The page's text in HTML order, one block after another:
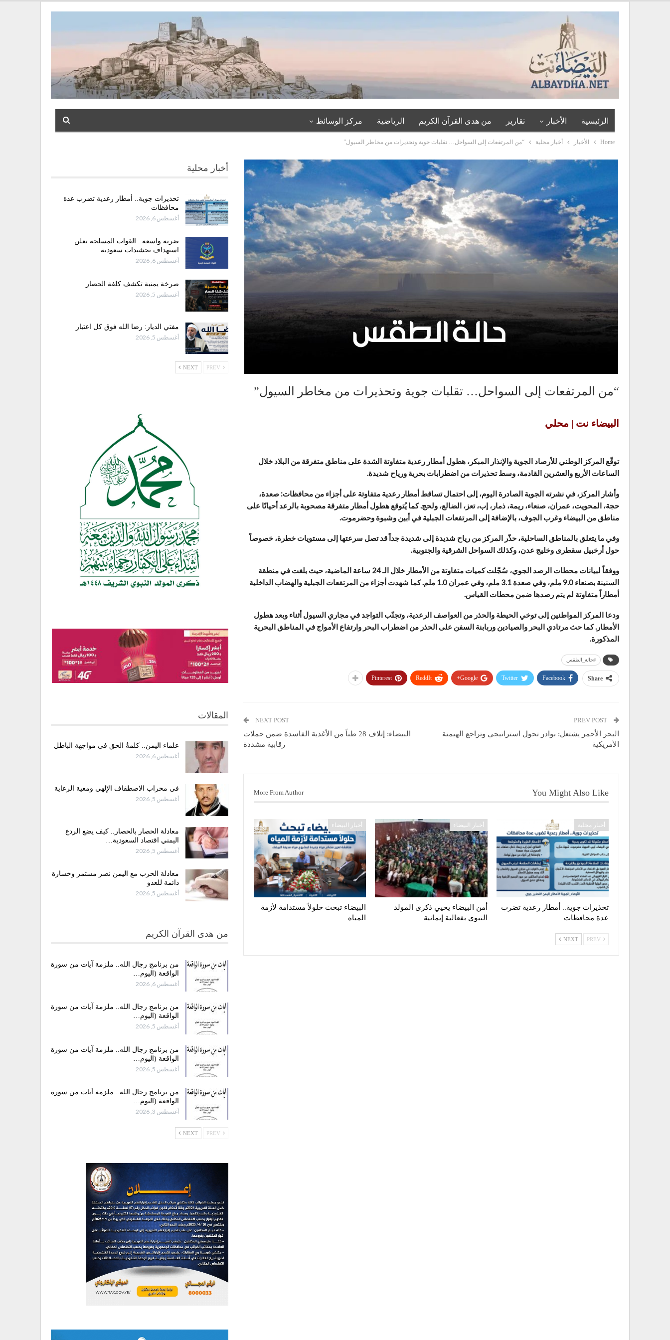
الرئيسية الأخبار تقارير من هدى القرآن الكريم الرياضية مركز الوسائظ
Home الأخبار أخبار محلية “من المرتفعات إلى السواحل… تقلبات جوية وتحذيرات من مخاطر السيول”
“من المرتفعات إلى السواحل… تقلبات جوية وتحذيرات من مخاطر السيول”
البيضاء نت | محلي
توقّع المركز الوطني للأرصاد الجوية والإنذار المبكر، هطول أمطار رعدية متفاوتة الشدة على مناطق متفرقة من البلاد خلال
الساعات الأربع والعشرين القادمة، وسط تحذيرات من اضطرابات بحرية ورياح شديدة.
وأشار المركز، في نشرته الجوية الصادرة اليوم، إلى احتمال تساقط أمطار رعدية متفاوتة على أجزاء من محافظات: صعدة،
حجة، المحويت، عمران، صنعاء، ريمة، ذمار، إب، تعز، الضالع، ولحج. كما يُتوقع هطول أمطار متفرقة مصحوبة بالرعد أحيانًا على
مناطق من البيضاء وغرب الجوف، بالإضافة إلى المرتفعات الجبلية في أبين وشبوة وحضرموت.
وفي ما يتعلق بالمناطق الساحلية، حذّر المركز من رياح شديدة إلى شديدة جداً قد تصل سرعتها إلى مستويات خطرة، خصوصاً
حول أرخبيل سقطرى وخليج عدن، وكذلك السواحل الشرقية والجنوبية.
ووفقاً لبيانات محطات الرصد الجوي، سُجّلت كميات متفاوتة من الأمطار خلال الـ 24 ساعة الماضية، حيث بلغت في منطقة
السنينة بصنعاء 9.0 ملم، وفي صعدة 3.1 ملم، وفي عمران 1.0 ملم. كما شهدت أجزاء من المرتفعات الجبلية والهضاب الداخلية
أمطاراً متفاوتة لم يتم رصدها ضمن محطات القياس.
ودعا المركز المواطنين إلى توخي الحيطة والحذر من العواصف الرعدية، وتجنّب التواجد في مجاري السيول أثناء وبعد هطول
الأمطار. كما حث مرتادي البحر والصيادين وربابنة السفن على الحذر من اضطراب البحر وارتفاع الأمواج في المناطق البحرية
المذكورة.
#حالة_الطقس
Share
Facebook
Twitter
Google+
ReddIt
Pinterest
البحر الأحمر يشتعل: بوادر تحول استراتيجي وتراجع الهيمنة
الأمريكية
NEXT POST
البيضاء: إتلاف 28 طناً من الأغذية الفاسدة ضمن حملات
رقابية مشددة
You Might Also Like
More From Author
أخبار محلية
تحذيرات جوية.. أمطار رعدية تضرب
عدة محافظات
أخبار البيضاء
أمن البيضاء يحيي ذكرى المولد
النبوي بفعالية إيمانية
أخبار البيضاء
البيضاء تبحث حلولاً مستدامة لأزمة
المياه
NEXT
أخبار محلية
تحذيرات جوية.. أمطار رعدية تضرب عدة
محافظات
أغسطس 6, 2026
ضربة واسعة.. القوات المسلحة تعلن
استهداف تحشيدات سعودية
أغسطس 6, 2026
صرخة يمنية تكشف كلفة الحصار
أغسطس 5, 2026
مفتي الديار: رضا الله فوق كل اعتبار
أغسطس 5, 2026
NEXT
المقالات
علماء اليمن.. كلمةُ الحق في مواجهة الباطل
أغسطس 6, 2026
في محراب الاصطفاف الإلهي ومعية الرعاية
أغسطس 5, 2026
معادلة الحصار بالحصار.. كيف يضع الردع
اليمني اقتصاد السعودية…
أغسطس 5, 2026
معادلة الحرب مع اليمن نصر مستمر وخسارة
دائمة للعدو
أغسطس 5, 2026
من هدى القرآن الكريم
من برنامج رجال الله.. ملزمة آيات من سورة
الواقعة (اليوم…
أغسطس 6, 2026
من برنامج رجال الله.. ملزمة آيات من سورة
الواقعة (اليوم…
أغسطس 5, 2026
من برنامج رجال الله.. ملزمة آيات من سورة
الواقعة (اليوم…
أغسطس 5, 2026
من برنامج رجال الله.. ملزمة آيات من سورة
الواقعة (اليوم…
أغسطس 3, 2026
NEXT